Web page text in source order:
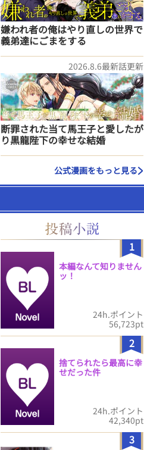
嫌われ者の俺はやり直しの世界で
義弟達にごまをする
2026.8.6最新話更新
断罪された当て馬王子と愛したが
り黒龍陛下の幸せな結婚
公式漫画をもっと見る
1
本編なんて知りません
ッ！
24h.ポイント
56,723pt
2
捨てられたら最高に幸
せだった件
24h.ポイント
42,340pt
3